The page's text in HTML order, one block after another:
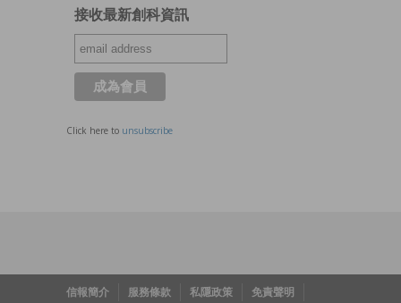
接收最新創科資訊
Click here to unsubscribe
信報簡介 服務條款 私隱政策
免責聲明